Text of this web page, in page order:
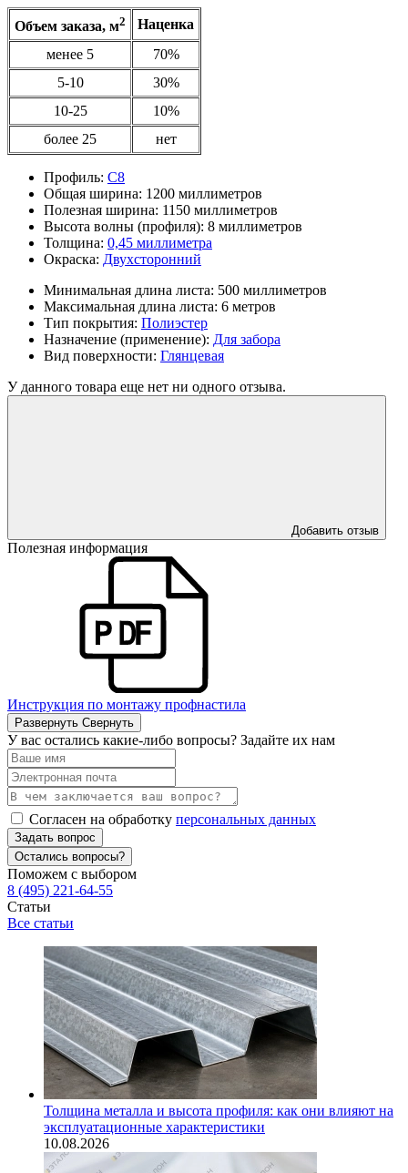
Объем заказа, м2
Наценка
менее 5
70%
5-10
30%
10-25
10%
более 25
нет
Профиль: С8
Общая ширина: 1200 миллиметров
Полезная ширина: 1150 миллиметров
Высота волны (профиля): 8 миллиметров
Толщина: 0,45 миллиметра
Окраска: Двухсторонний
Минимальная длина листа: 500 миллиметров
Максимальная длина листа: 6 метров
Тип покрытия: Полиэстер
Назначение (применение): Для забора
Вид поверхности: Глянцевая
У данного товара еще нет ни одного отзыва.
Добавить отзыв
Полезная информация
Инструкция по монтажу профнастила
Развернуть Свернуть
У вас остались какие-либо вопросы? Задайте их нам
Согласен на обработку персональных данных
Задать вопрос
Остались вопросы?
Поможем с выбором
8 (495) 221-64-55
Статьи
Все статьи
Толщина металла и высота профиля: как они влияют на
эксплуатационные характеристики
10.08.2026